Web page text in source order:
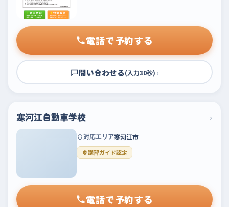
電話で予約する
問い合わせる(入力30秒) ›
寒河江自動車学校 ›
対応エリア寒河江市
講習ガイド認定
電話で予約する